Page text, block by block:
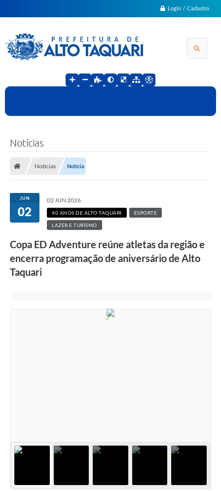
Login / Cadastro
Notícias
Notícias Notícia
JUN
02
02 JUN 2026
40 ANOS DE ALTO TAQUARI ESPORTE
LAZER E TURÍSMO
Copa ED Adventure reúne atletas da região e
encerra programação de aniversário de Alto
Taquari